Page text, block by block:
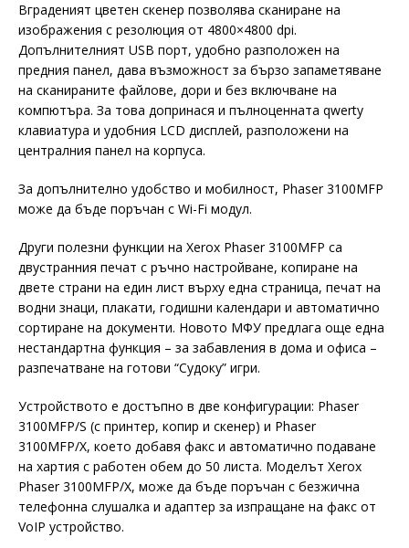
Вграденият цветен скенер позволява сканиране на
изображения с резолюция от 4800×4800 dpi.
Допълнителният USB порт, удобно разположен на
предния панел, дава възможност за бързо запаметяване
на сканираните файлове, дори и без включване на
компютъра. За това допринася и пълноценната qwerty
клавиатура и удобния LCD дисплей, разположени на
централния панел на корпуса.
За допълнително удобство и мобилност, Phaser 3100MFP
може да бъде поръчан с Wi-Fi модул.
Други полезни функции на Xerox Phaser 3100MFP са
двустранния печат с ръчно настройване, копиране на
двете страни на един лист върху една страница, печат на
водни знаци, плакати, годишни календари и автоматично
сортиране на документи. Новото МФУ предлага още една
нестандартна функция – за забавления в дома и офиса –
разпечатване на готови “Судоку” игри.
Устройството е достъпно в две конфигурации: Phaser
3100MFP/S (с принтер, копир и скенер) и Phaser
3100MFP/X, което добавя факс и автоматично подаване
на хартия с работен обем до 50 листа. Моделът Xerox
Phaser 3100MFP/X, може да бъде поръчан с безжична
телефонна слушалка и адаптер за изпращане на факс от
VoIP устройство.